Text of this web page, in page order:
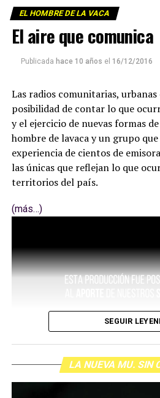
EL HOMBRE DE LA VACA
El aire que comunica
Publicada hace 10 años el 16/12/2016
Las radios comunitarias,
posibilidad de contar lo que
y el ejercicio de nuevas formas
hombre de lavaca y un grupo que
experiencia de cientos de
las únicas que reflejan lo que
territorios del país.
(más…)
SEGUIR
LA NUEVA MU. SIN